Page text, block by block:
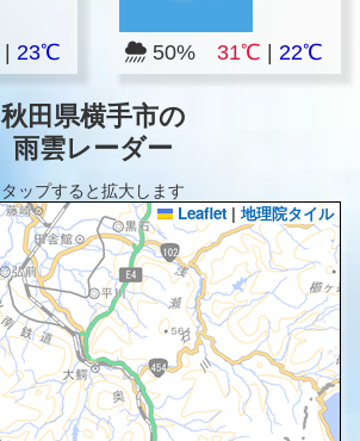
23℃ 50%31℃ |22℃
秋田県横手市の
雨雲レーダー
タップすると拡大します
Leaflet | 地理院タイル